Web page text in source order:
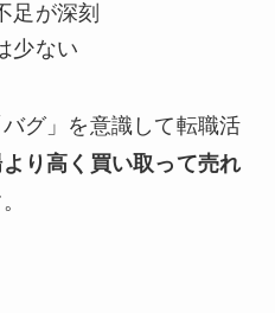
足が深刻
少ない
グ」を意識して転職活
り高く買い取って売れ